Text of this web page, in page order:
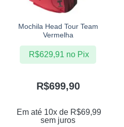
Mochila Head Tour Team
Vermelha
R$699,90
Em até 10x de R$69,99
sem juros
R$629,91 no Pix